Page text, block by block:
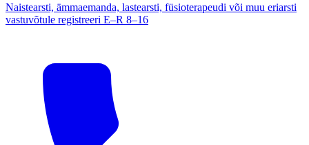
Naistearsti, ämmaemanda, lastearsti, füsioterapeudi või muu eriarsti
vastuvõtule registreeri E–R 8–16